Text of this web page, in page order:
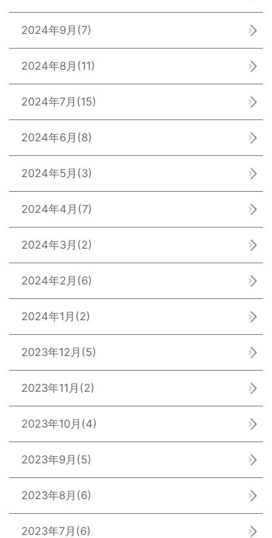
2024年9月 (7)
2024年8月 (11)
2024年7月 (15)
2024年6月 (8)
2024年5月 (3)
2024年4月 (7)
2024年3月 (2)
2024年2月 (6)
2024年1月 (2)
2023年12月 (5)
2023年11月 (2)
2023年10月 (4)
2023年9月 (5)
2023年8月 (6)
2023年7月 (6)